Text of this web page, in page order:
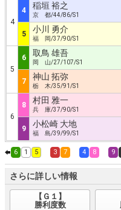
4
4 稲垣 裕之
京 都/44/86/S1
5 小川 勇介
福 岡/37/90/S1
5
6 取鳥 雄吾
岡 山/27/107/S1
7 神山 拓弥
栃 木/35/91/S1
6
8 村田 雅一
兵 庫/37/90/S1
9 小松崎 大地
福 島/39/99/S1
6 1 5 3 7 4 8 9
さらに詳しい情報
【Ｇ１】
勝利度数